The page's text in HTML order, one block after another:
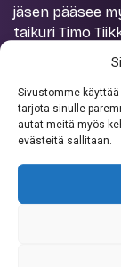
Sivustomme
tarjota sinulle
autat meitä myös
evästeitä sallitaan.
jäsen pääsee
taikuri Timo
näkyvät
on tavallisesti